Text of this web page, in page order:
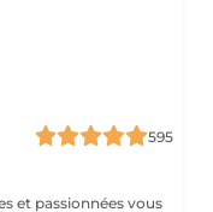
595
et passionnées vous